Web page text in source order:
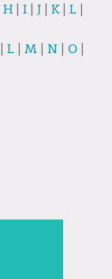
H| I| J| K| L|
L| M| N| O|